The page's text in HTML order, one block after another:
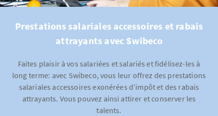
Prestations salariales accessoires et rabais
attrayants avec Swibeco
Faites plaisir à vos salariées et salariés et fidélisez-les à
long terme: avec Swibeco, vous leur offrez des prestations
salariales accessoires exonérées d’impôt et des rabais
attrayants. Vous pouvez ainsi attirer et conserver les
talents.